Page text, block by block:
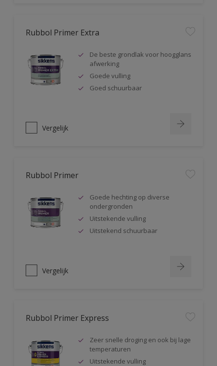
Rubbol Primer Extra
De beste grondlak voor hoogglans
afwerking
Goede vulling
Goed schuurbaar
Vergelijk
Rubbol Primer
Goede hechting op diverse
ondergronden
Uitstekende vulling
Uitstekend schuurbaar
Vergelijk
Rubbol Primer Express
Zeer snelle droging en ook bij lage
temperaturen
Uitstekende vulling